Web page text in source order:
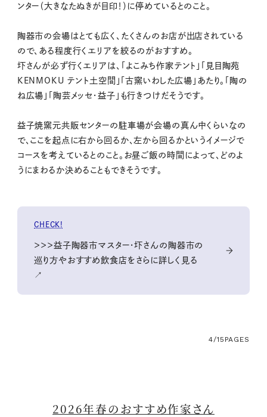
ンター（大きなたぬきが目印！）に停めているとのこと。
陶器市の会場はとても広く、たくさんのお店が出店されている
ので、ある程度行くエリアを絞るのがおすすめ。
圷さんが必ず行くエリアは、「よこみち作家テント」「見目陶苑
KENMOKU テント土空間」「古窯いわした広場」あたり。「陶の
ね広場」「陶芸メッセ・益子」も行きつけだそうです。
益子焼窯元共販センターの駐車場が会場の真ん中くらいなの
で、ここを起点に右から回るか、左から回るかというイメージで
コースを考えているとのこと。お昼ご飯の時間によって、どのよ
うにまわるか決めることもできそうです。
CHECK!
＞＞＞益子陶器市マスター・圷さんの陶器市の
巡り方やおすすめ飲食店をさらに詳しく見る
↗
4/15 PAGES
2026年春のおすすめ作家さん